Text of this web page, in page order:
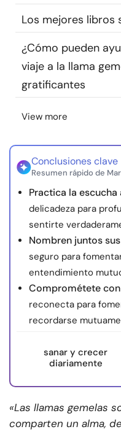
Idioma
Sobre nosotros
nosotros
Los mejores libros
¿Cómo pueden
viaje a la llama
gratificantes
View more
Conclusiones clave
Resumen rápido de
Practica la escucha
delicadeza para
sentirte
Nombren juntos
seguro para
entendimiento
Comprométete
reconecta para
recordarse
sanar y crecer
diariamente
«Las llamas gemelas
comparten un alma,